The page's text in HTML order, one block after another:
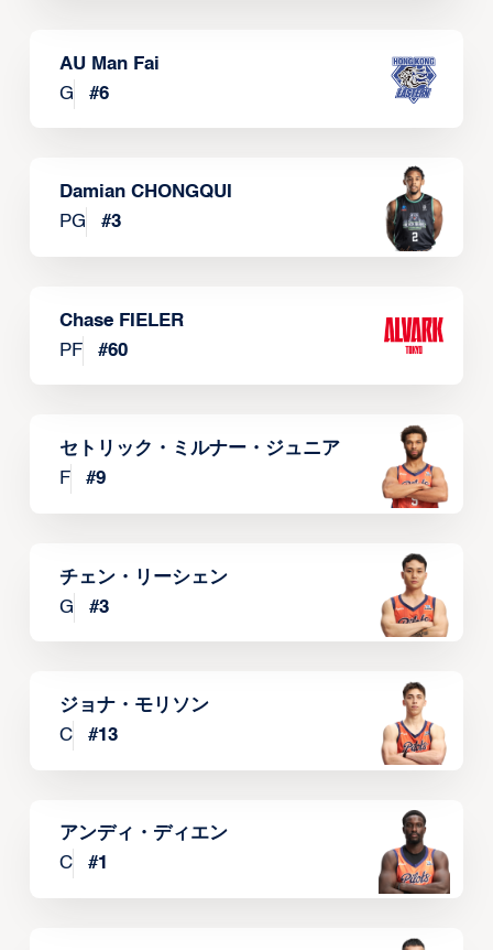
AU Man Fai
G
#6
Damian CHONGQUI
PG
#3
Chase FIELER
PF
#60
セトリック・ミルナー・ジュニア
F
#9
チェン・リーシェン
G
#3
ジョナ・モリソン
C
#13
アンディ・ディエン
C
#1